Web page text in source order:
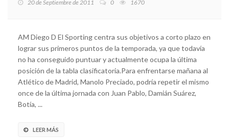
20 de Septiembre de 2011 0 1670
AM Diego D El Sporting centra sus objetivos a corto plazo en
lograr sus primeros puntos de la temporada, ya que todavía
no ha conseguido puntuar y actualmente ocupa la última
posición de la tabla clasificatoria.Para enfrentarse mañana al
Atlético de Madrid, Manolo Preciado, podría repetir el mismo
once de la última jornada con Juan Pablo, Damián Suárez,
Botía, ...
LEER MÁS